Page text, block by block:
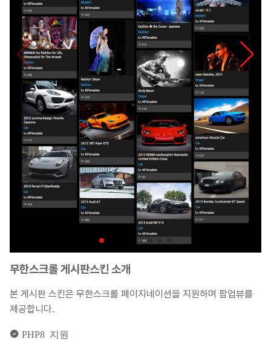
무한스크롤 게시판스킨 소개
본 게시판 스킨은 무한스크롤 페이지네이션을 지원하며 팝업뷰를
제공합니다.
PHP8 지원